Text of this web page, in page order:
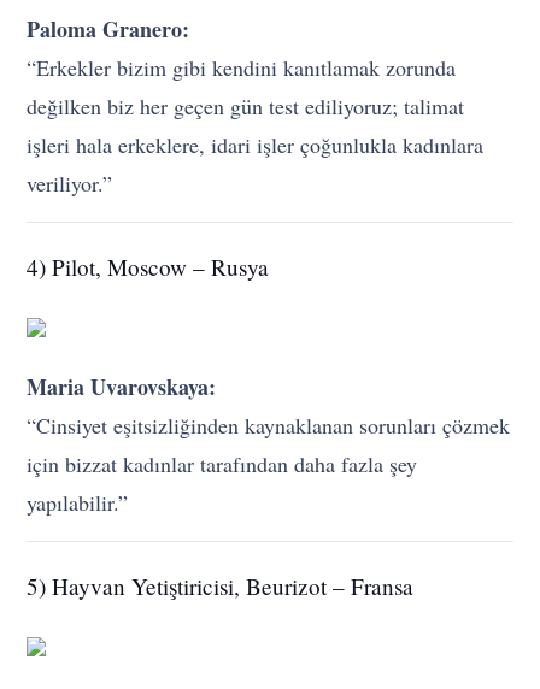
Paloma Granero:
“Erkekler bizim gibi kendini kanıtlamak zorunda
değilken biz her geçen gün test ediliyoruz; talimat
işleri hala erkeklere, idari işler çoğunlukla kadınlara
veriliyor.”
4) Pilot, Moscow – Rusya
Maria Uvarovskaya:
“Cinsiyet eşitsizliğinden kaynaklanan sorunları çözmek
için bizzat kadınlar tarafından daha fazla şey
yapılabilir.”
5) Hayvan Yetiştiricisi, Beurizot – Fransa